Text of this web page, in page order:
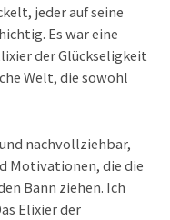
jeder auf seine
Es war eine
der Glückseligkeit
Welt, die sowohl
nachvollziehbar,
Motivationen, die die
Bann ziehen. Ich
Elixier der